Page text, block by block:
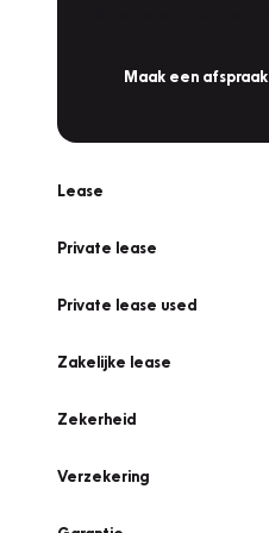
Maak een afspraak
Lease
Private lease
Private lease used
Zakelijke lease
Zekerheid
Verzekering